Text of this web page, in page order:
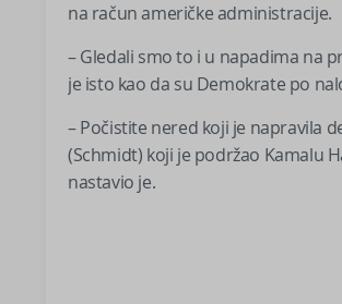
na račun američke administracije.
– Gledali smo to i u napadima na
je isto kao da su Demokrate po
– Počistite nered koji je napravila
(Schmidt) koji je podržao Kamalu
nastavio je.